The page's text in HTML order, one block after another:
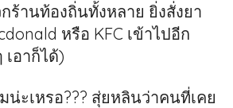
ร้านท้องถิ่นทั้งหลาย ยิ่งสั่งยา
หรือ KFC เข้าไปอีก
อาก็ได้)
น่ะเหรอ??? สุ่ยหลินว่าคนที่เคย